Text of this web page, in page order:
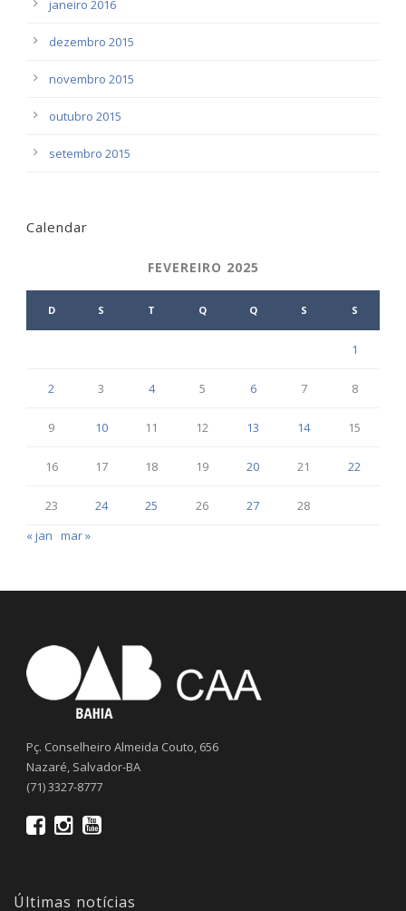
janeiro 2016
dezembro 2015
novembro 2015
outubro 2015
setembro 2015
Calendar
FEVEREIRO 2025
D S T Q Q S S
1
2 3 4 5 6 7 8
9 10 11 12 13 14 15
16 17 18 19 20 21 22
23 24 25 26 27
28
« jan mar »
Pç. Conselheiro Almeida Couto, 656
Nazaré, Salvador-BA
(71) 3327-8777
Últimas notícias